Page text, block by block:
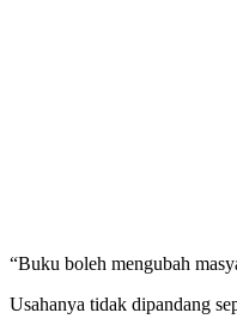
“Buku boleh mengubah
Usahanya tidak dipandang